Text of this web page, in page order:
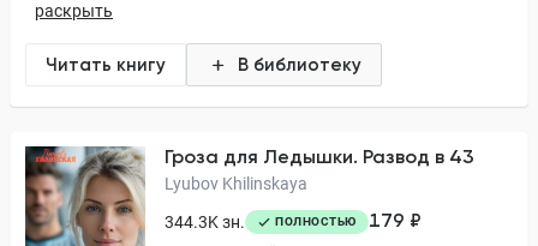
раскрыть
Читать книгу В библиотеку
Гроза для Ледышки. Развод в 43
Lyubov Khilinskaya
344.3K зн.
ПОЛНОСТЬЮ 179 ₽